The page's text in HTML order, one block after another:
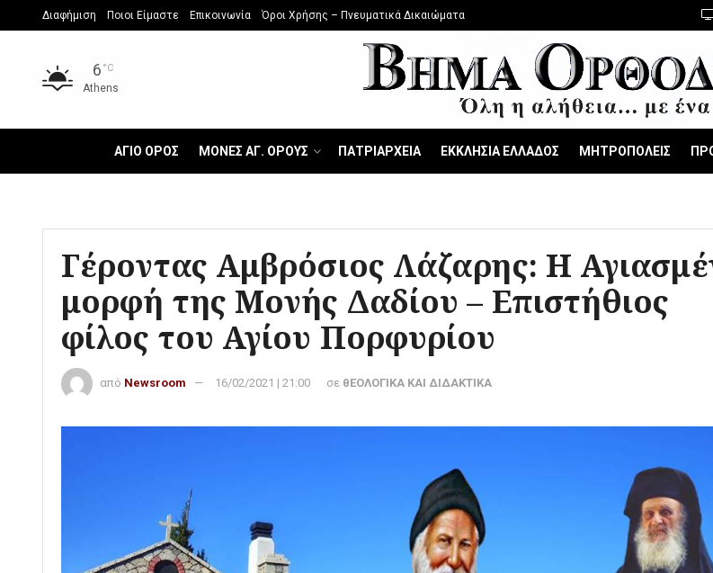
Διαφήμιση Ποιοι Είμαστε Επικοινωνία Όροι Χρήσης – Πνευματικά Δικαιώματα
6 °C
Athens
ΑΓΙΟ ΟΡΟΣ ΜΟΝΕΣ ΑΓ. ΟΡΟΥΣ ΠΑΤΡΙΑΡΧΕΙΑ ΕΚΚΛΗΣΙΑ ΕΛΛΑΔΟΣ ΜΗΤΡΟΠΟΛΕΙΣ
Γέροντας Αμβρόσιος Λάζαρης: Η
μορφή της Μονής Δαδίου – Επιστήθιος
φίλος του Αγίου Πορφυρίου
από Newsroom 16/02/2021 | 21:00 σε θΕΟΛΟΓΙΚΑ ΚΑΙ ΔΙΔΑΚΤΙΚΑ